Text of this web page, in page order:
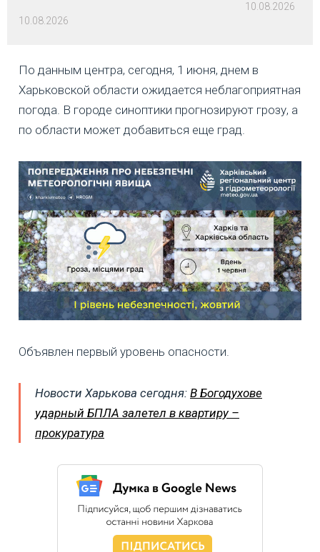
10.08.2026
10.08.2026
По данным центра, сегодня, 1 июня, днем в
Харьковской области ожидается неблагоприятная
погода. В городе синоптики прогнозируют грозу, а
по области может добавиться еще град.
Объявлен первый уровень опасности.
Новости Харькова сегодня: В Богодухове
ударный БПЛА залетел в квартиру –
прокуратура